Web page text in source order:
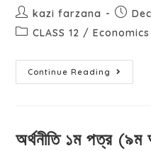
kazi farzana
CLASS 12 / Economics
Continue Reading
অর্থনীতি ১ম পত্র